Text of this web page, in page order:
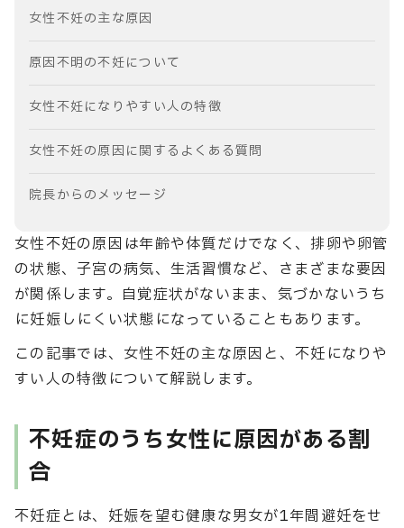
女性不妊の主な原因
原因不明の不妊について
女性不妊になりやすい人の特徴
女性不妊の原因に関するよくある質問
院長からのメッセージ
女性不妊の原因は年齢や体質だけでなく、排卵や卵管
の状態、子宮の病気、生活習慣など、さまざまな要因
が関係します。自覚症状がないまま、気づかないうち
に妊娠しにくい状態になっていることもあります。
この記事では、女性不妊の主な原因と、不妊になりや
すい人の特徴について解説します。
不妊症のうち女性に原因がある割
合
不妊症とは、妊娠を望む健康な男女が1年間避妊をせ